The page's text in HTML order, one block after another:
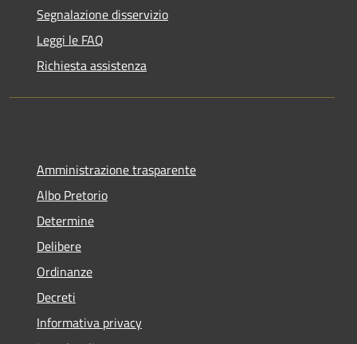
Segnalazione disservizio
Leggi le FAQ
Richiesta assistenza
Amministrazione trasparente
Albo Pretorio
Determine
Delibere
Ordinanze
Decreti
Informativa privacy